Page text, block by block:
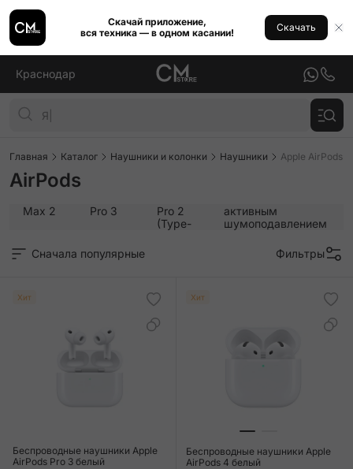
Скачай приложение,
вся техника — в одном касании!
Скачать
Краснодар
Главная Каталог Наушники и колонки Наушники Apple AirPods
AirPods
Max 2
Pro 3
Pro 2
(Type-
активным
шумоподавлением
Сначала популярные Фильтры
Хит
Беспроводные наушники Apple
AirPods Pro 3 белый
Хит
Беспроводные наушники Apple
AirPods 4 белый